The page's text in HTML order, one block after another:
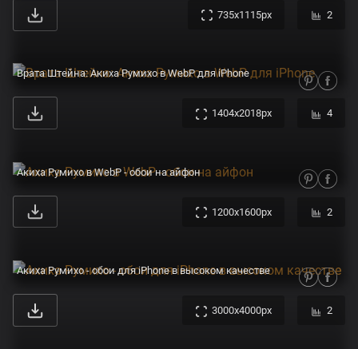
735x1115px 2
Врата Штейна: Акиха Румихо в WebP для iPhone
1404x2018px 4
Акиха Румихо в WebP - обои на айфон
1200x1600px 2
Акиха Румихо - обои для iPhone в высоком качестве
3000x4000px 2